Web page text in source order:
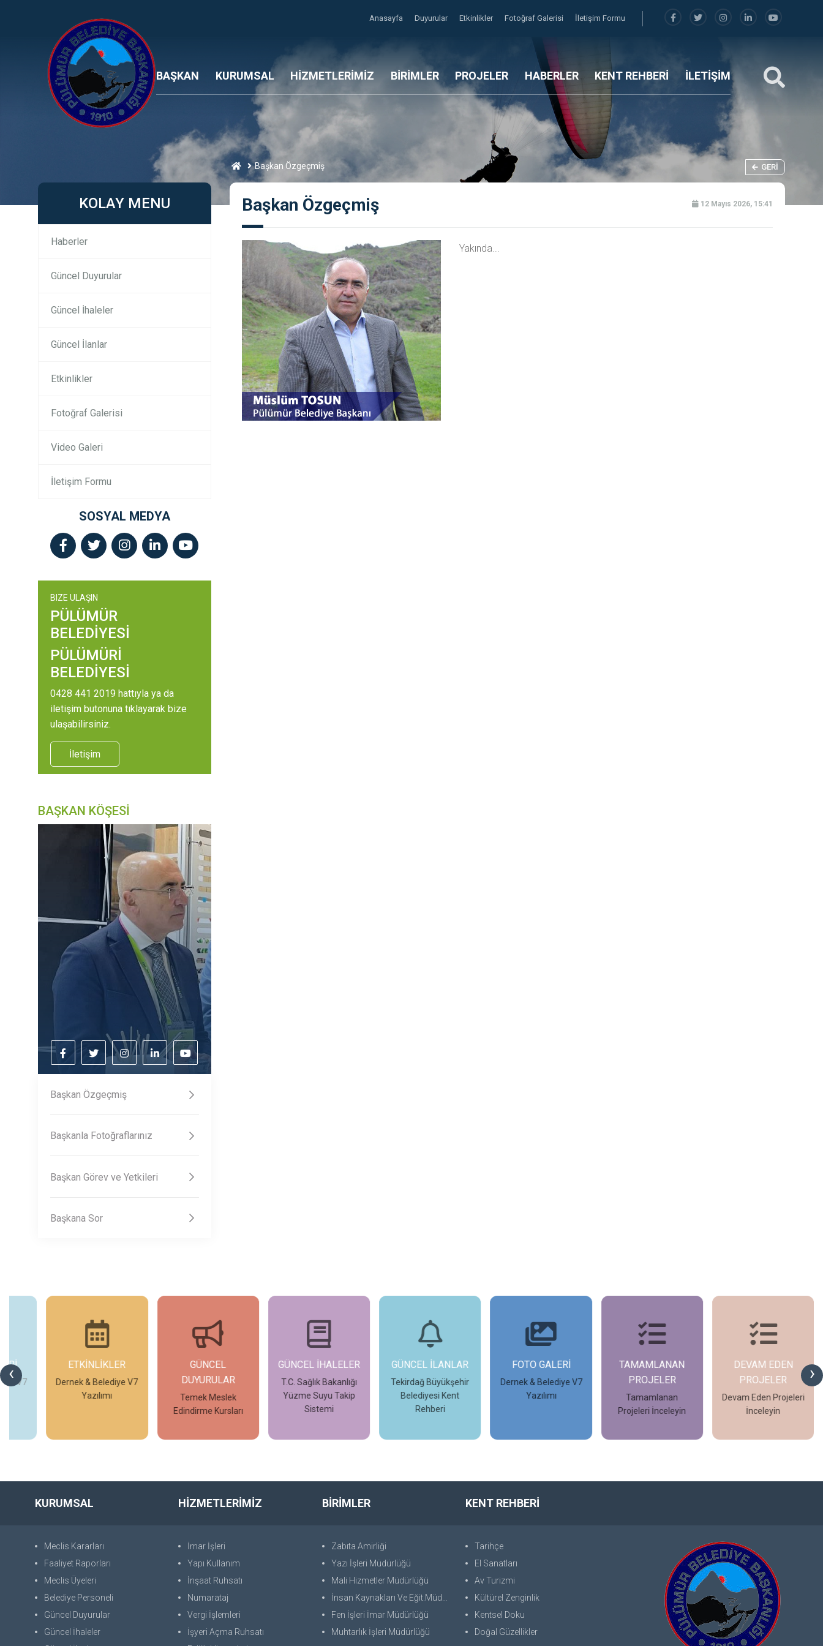
Anasayfa Duyurular Etkinlikler Fotoğraf Galerisi İletişim Formu
BAŞKAN KURUMSAL HİZMETLERİMİZ BİRİMLER PROJELER HABERLER KENT REHBERİ İLETİŞİM
Başkan Özgeçmiş GERI
KOLAY MENU
Haberler
Güncel Duyurular
Güncel İhaleler
Güncel İlanlar
Etkinlikler
Fotoğraf Galerisi
Video Galeri
İletişim Formu
SOSYAL MEDYA
BIZE ULAŞIN
PÜLÜMÜR
BELEDİYESİ
PÜLÜMÜRİ
BELEDİYESİ
0428 441 2019 hattıyla ya da
iletişim butonuna tıklayarak bize
ulaşabilirsiniz.
İletişim
BAŞKAN KÖŞESİ
Başkan Özgeçmiş
Başkanla Fotoğraflarınız
Başkan Görev ve Yetkileri
Başkana Sor
Başkan Özgeçmiş 12 Mayıs 2026, 15:41
Yakında...
‹ ›
ETKİNLİKLER
Dernek & Belediye V7
Yazılımı
GÜNCEL
DUYURULAR
Temek Meslek
Edindirme Kursları
GÜNCEL İHALELER
T.C. Sağlık Bakanlığı
Yüzme Suyu Takip
Sistemi
GÜNCEL İLANLAR
Tekirdağ Büyükşehir
Belediyesi Kent
Rehberi
FOTO GALERİ
Dernek & Belediye V7
Yazılımı
TAMAMLANAN
PROJELER
Tamamlanan
Projeleri İnceleyin
İncele
DEVAM EDEN
PROJELER
Devam Eden Projeleri
İnceleyin
KURUMSAL
Meclis Kararları
Faaliyet Raporları
Meclis Üyeleri
Belediye Personeli
Güncel Duyurular
Güncel İhaleler
HİZMETLERİMİZ
İmar İşleri
Yapı Kullanım
İnşaat Ruhsatı
Numarataj
Vergi İşlemleri
İşyeri Açma Ruhsatı
BİRİMLER
Zabıta Amirliği
Yazı İşleri Müdürlüğü
Mali Hizmetler Müdürlüğü
İnsan Kaynakları Ve Eğit.Müdürlüğü
Fen İşleri İmar Müdürlüğü
Muhtarlık İşleri Müdürlüğü
KENT REHBERİ
Tarihçe
El Sanatları
Av Turizmi
Kültürel Zenginlik
Kentsel Doku
Doğal Güzellikler